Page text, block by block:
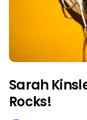
Sarah
Rocks!